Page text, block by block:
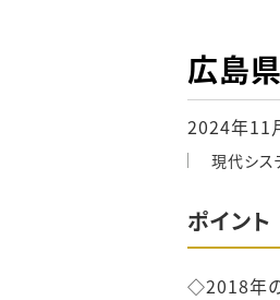
広島
2024年11
現代シス
ポイント
◇2018年の